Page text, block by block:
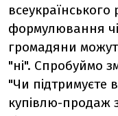
формулювання
громадяни
"ні". Спробуймо
"Чи підтримуєте
купівлю-продаж